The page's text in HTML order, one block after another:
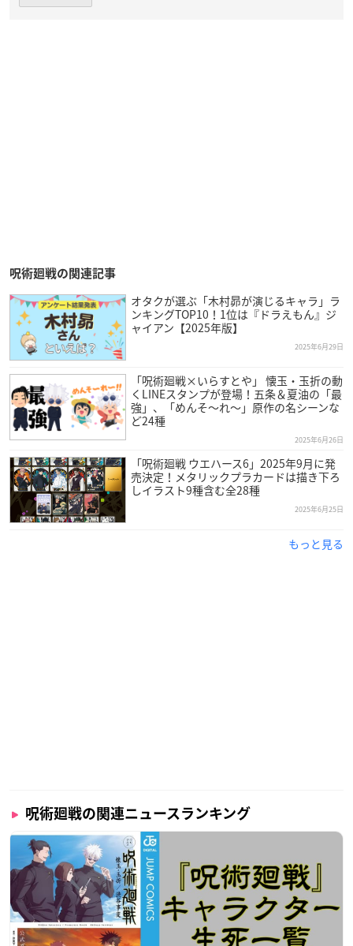
呪術廻戦の関連記事
オタクが選ぶ「木村昴が演じるキャラ」ラ
ンキングTOP10！1位は『ドラえもん』ジ
ャイアン【2025年版】
2025年6月29日
「呪術廻戦×いらすとや」 懐玉・玉折の動
くLINEスタンプが登場！五条＆夏油の「最
強」、「めんそ〜れ〜」原作の名シーンな
ど24種
2025年6月26日
「呪術廻戦 ウエハース6」2025年9月に発
売決定！メタリックプラカードは描き下ろ
しイラスト9種含む全28種
2025年6月25日
もっと見る
呪術廻戦の関連ニュースランキング